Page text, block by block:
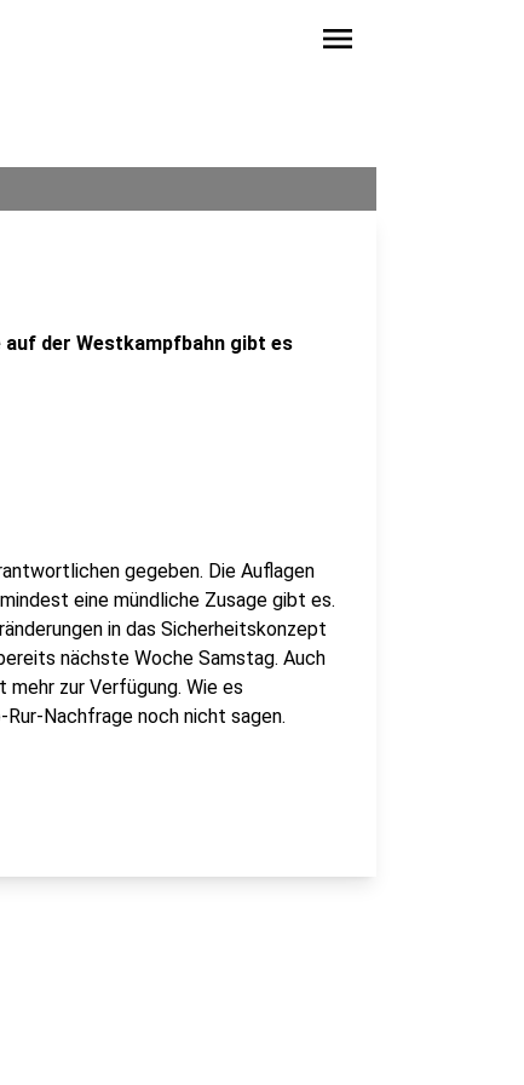
menu
auf der Westkampfbahn gibt es
gegeben. Die Auflagen
eine mündliche Zusage gibt es.
in das Sicherheitskonzept
nächste Woche Samstag. Auch
zur Verfügung. Wie es
Nachfrage noch nicht sagen.